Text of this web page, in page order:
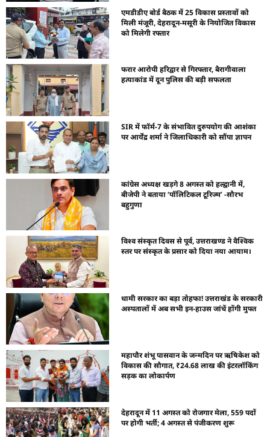
एमडीडीए बोर्ड बैठक में 25 विकास प्रस्तावों को
मिली मंजूरी, देहरादून-मसूरी के नियोजित विकास
को मिलेगी रफ्तार
फरार आरोपी हरिद्वार से गिरफ्तार, बैरागीवाला
हत्याकांड में दून पुलिस की बड़ी सफलता
SIR में फॉर्म-7 के संभावित दुरुपयोग की आशंका
पर आर्येंद्र शर्मा ने जिलाधिकारी को सौंपा ज्ञापन
कांग्रेस अध्यक्ष खड़गे 8 अगस्त को हल्द्वानी में,
बीजेपी ने बताया ‘पॉलिटिकल टूरिज्म’ -सौरभ
बहुगुणा
विश्व संस्कृत दिवस से पूर्व, उत्तराखण्ड ने वैश्विक
स्तर पर संस्कृत के प्रसार को दिया नया आयाम।
धामी सरकार का बड़ा तोहफा! उत्तराखंड के सरकारी
अस्पतालों में अब सभी इन-हाउस जांचें होंगी मुफ्त
महापौर शंभू पासवान के जन्मदिन पर ऋषिकेश को
विकास की सौगात, ₹24.68 लाख की इंटरलॉकिंग
सड़क का लोकार्पण
देहरादून में 11 अगस्त को रोजगार मेला, 559 पदों
पर होगी भर्ती; 4 अगस्त से पंजीकरण शुरू